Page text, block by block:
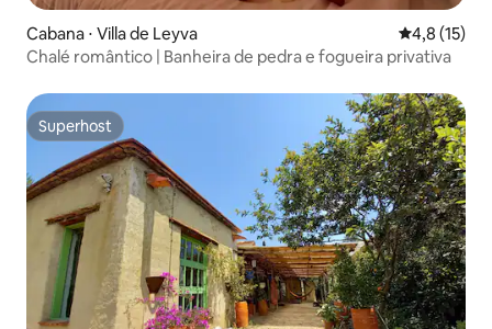
Cabana ⋅ Villa de Leyva 4,8 de uma
4,8 (15)
Chalé romântico | Banheira de pedra e fogueira privativa
Superhost
Superhost